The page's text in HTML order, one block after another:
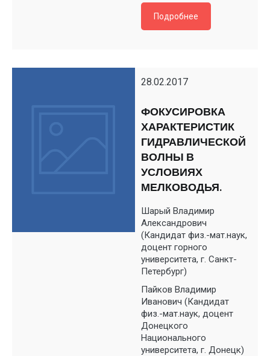
Подробнее
28.02.2017
ФОКУСИРОВКА
ХАРАКТЕРИСТИК
ГИДРАВЛИЧЕСКОЙ
ВОЛНЫ В
УСЛОВИЯХ
МЕЛКОВОДЬЯ.
Шарый Владимир
Александрович
(Кандидат физ.-мат.наук,
доцент горного
университета, г. Санкт-
Петербург)
Пайков Владимир
Иванович (Кандидат
физ.-мат.наук, доцент
Донецкого
Национального
университета, г. Донецк)